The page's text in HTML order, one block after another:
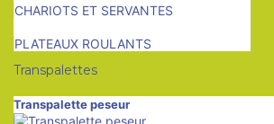
CHARIOTS ET SERVANTES
PLATEAUX ROULANTS
Transpalettes
Transpalette peseur